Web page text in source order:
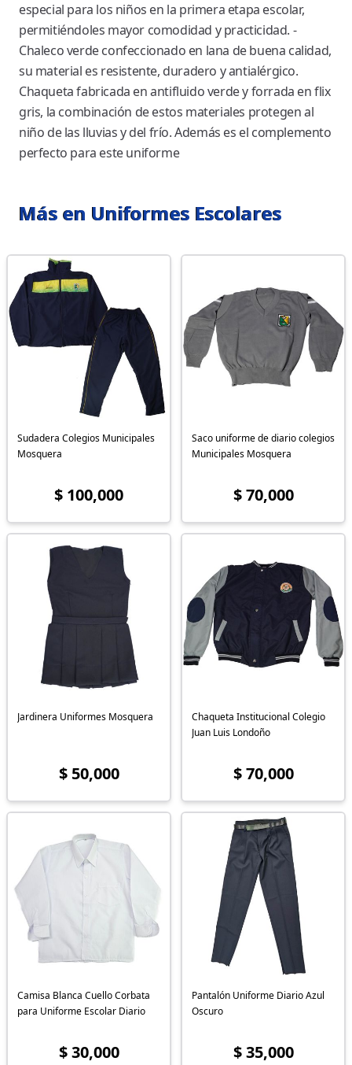
especial para los niños en la primera etapa escolar,
permitiéndoles mayor comodidad y practicidad. -
Chaleco verde confeccionado en lana de buena calidad,
su material es resistente, duradero y antialérgico.
Chaqueta fabricada en antifluido verde y forrada en flix
gris, la combinación de estos materiales protegen al
niño de las lluvias y del frío. Además es el complemento
perfecto para este uniforme
Más en Uniformes Escolares
Sudadera Colegios Municipales
Mosquera
$ 100,000
Saco uniforme de diario colegios
Municipales Mosquera
$ 70,000
Jardinera Uniformes Mosquera
$ 50,000
Chaqueta Institucional Colegio
Juan Luis Londoño
$ 70,000
Camisa Blanca Cuello Corbata
para Uniforme Escolar Diario
$ 30,000
Pantalón Uniforme Diario Azul
Oscuro
$ 35,000